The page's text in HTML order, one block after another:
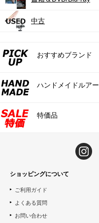
中古
おすすめブランド
ハンドメイドルアー
特価品
ショッピングについて
ご利用ガイド
よくある質問
お問い合わせ